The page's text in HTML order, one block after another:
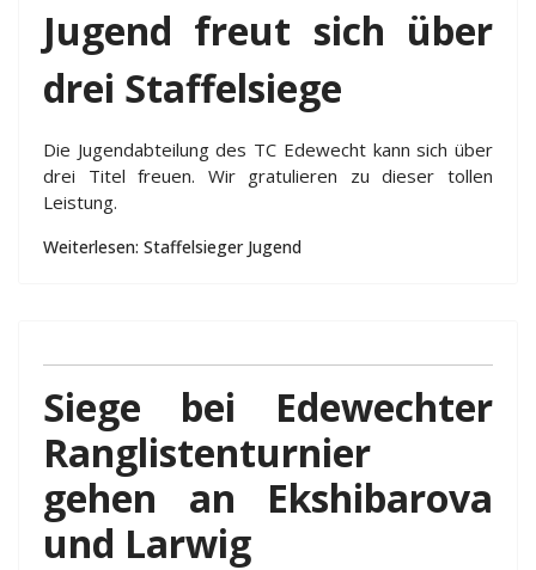
Jugend freut sich über
drei Staffelsiege
Die Jugendabteilung des TC Edewecht kann sich über
drei Titel freuen. Wir gratulieren zu dieser tollen
Leistung.
Weiterlesen: Staffelsieger Jugend
Siege bei Edewechter
Ranglistenturnier
gehen an Ekshibarova
und Larwig